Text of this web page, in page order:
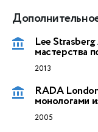
Lee
мастерства
2013
RADA
монологами
2005